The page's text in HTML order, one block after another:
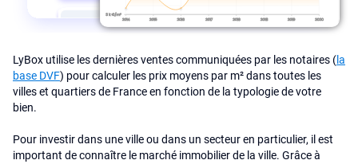
LyBox utilise les dernières ventes communiquées par les notaires (la
base DVF) pour calculer les prix moyens par m² dans toutes les
villes et quartiers de France en fonction de la typologie de votre
bien.
Pour investir dans une ville ou dans un secteur en particulier, il est
important de connaître le marché immobilier de la ville. Grâce à